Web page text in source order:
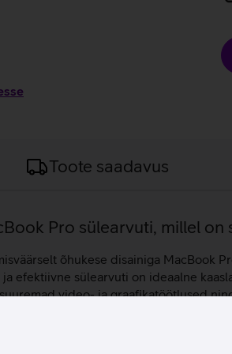
Toote saadavus
Pro sülearvuti, millel
õhukese disainiga MacBook
efektiivne sülearvuti on ideaalne
video- ja graafikatöötlused
videodele ning arvukatele